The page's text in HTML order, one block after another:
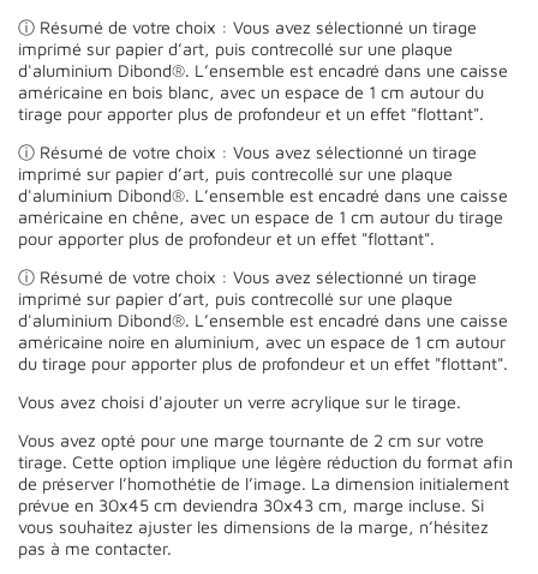
ⓘ Résumé de votre choix : Vous avez sélectionné un tirage
imprimé sur papier d’art, puis contrecollé sur une plaque
d'aluminium Dibond®. L’ensemble est encadré dans une caisse
américaine en bois blanc, avec un espace de 1 cm autour du
tirage pour apporter plus de profondeur et un effet "flottant".
ⓘ Résumé de votre choix : Vous avez sélectionné un tirage
imprimé sur papier d’art, puis contrecollé sur une plaque
d'aluminium Dibond®. L’ensemble est encadré dans une caisse
américaine en chêne, avec un espace de 1 cm autour du tirage
pour apporter plus de profondeur et un effet "flottant".
ⓘ Résumé de votre choix : Vous avez sélectionné un tirage
imprimé sur papier d’art, puis contrecollé sur une plaque
d'aluminium Dibond®. L’ensemble est encadré dans une caisse
américaine noire en aluminium, avec un espace de 1 cm autour
du tirage pour apporter plus de profondeur et un effet "flottant".
Vous avez choisi d'ajouter un verre acrylique sur le tirage.
Vous avez opté pour une marge tournante de 2 cm sur votre
tirage. Cette option implique une légère réduction du format afin
de préserver l’homothétie de l’image. La dimension initialement
prévue en 30x45 cm deviendra 30x43 cm, marge incluse. Si
vous souhaitez ajuster les dimensions de la marge, n’hésitez
pas à me contacter.